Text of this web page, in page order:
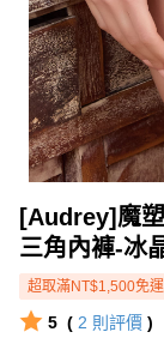
[Audrey]魔
三角內褲-冰
超取滿NT$1,500免運
5 ( 2 則評價 )